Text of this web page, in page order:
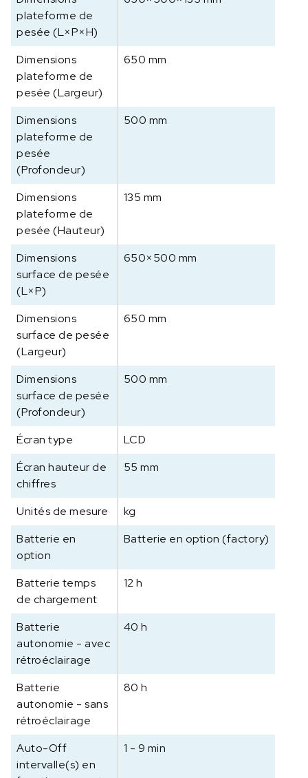
plateforme de
pesée (L×P×H)
Dimensions
plateforme de
pesée (Largeur)
650 mm
Dimensions
plateforme de
pesée
(Profondeur)
500 mm
Dimensions
plateforme de
pesée (Hauteur)
135 mm
Dimensions
surface de pesée
(L×P)
650×500 mm
Dimensions
surface de pesée
(Largeur)
650 mm
Dimensions
surface de pesée
(Profondeur)
500 mm
Écran type
LCD
Écran hauteur de
chiffres
55 mm
Unités de mesure
kg
Batterie en
option
Batterie en option (factory)
Batterie temps
de chargement
12 h
Batterie
autonomie - avec
rétroéclairage
40 h
Batterie
autonomie - sans
rétroéclairage
80 h
Auto-Off
intervalle(s) en
1 - 9 min